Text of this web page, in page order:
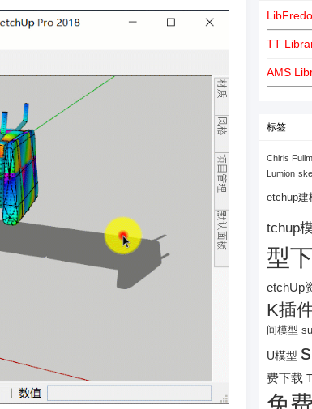
TT
AMS
标签
Chiris
Lumion
etchup建
tchup
型
etchUp
K插
间模型
U模型
费下载